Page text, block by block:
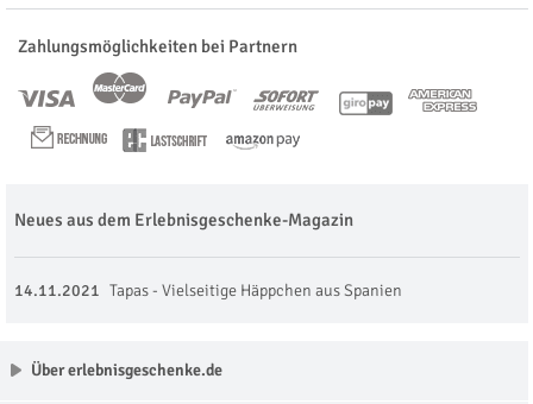
Zahlungsmöglichkeiten bei Partnern
Neues aus dem Erlebnisgeschenke-Magazin
14.11.2021 Tapas - Vielseitige Häppchen aus Spanien
Über erlebnisgeschenke.de